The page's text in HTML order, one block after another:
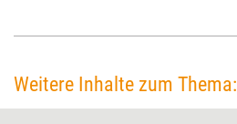
Weitere Inhalte zum Thema: